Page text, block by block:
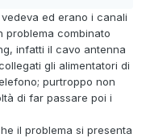
ed erano i canali
problema combinato
infatti il cavo antenna
gli alimentatori di
purtroppo non
di far passare poi i
il problema si presenta